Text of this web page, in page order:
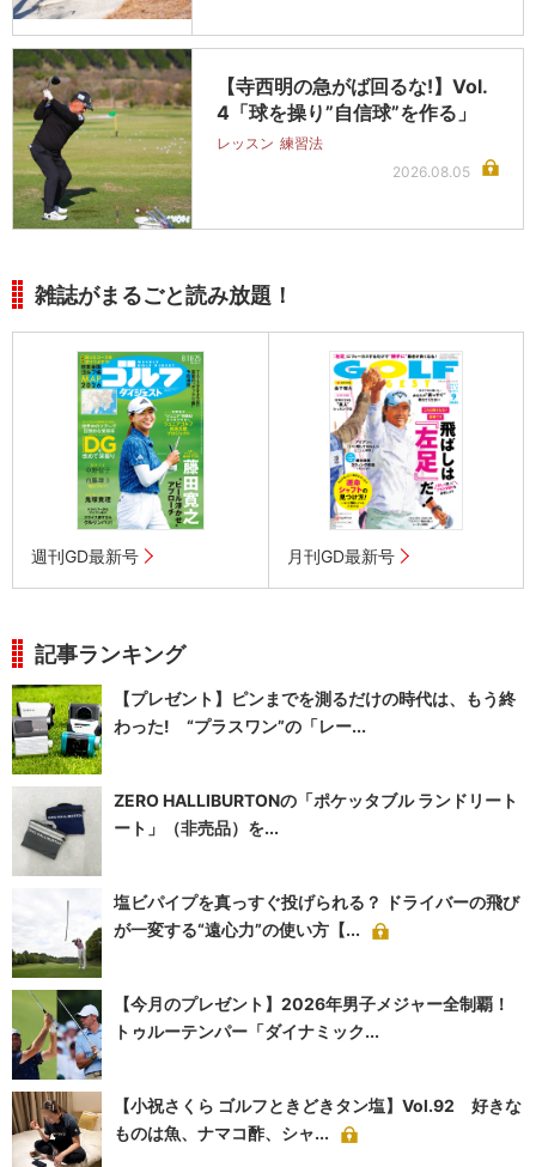
【寺西明の急がば回るな!】Vol.
4「球を操り”自信球”を作る」
レッスン 練習法
2026.08.05
雑誌がまるごと読み放題！
週刊GD最新号 月刊GD最新号
記事ランキング
【プレゼント】ピンまでを測るだけの時代は、もう終
わった! “プラスワン”の「レー...
ZERO HALLIBURTONの「ポケッタブル ランドリート
ート」（非売品）を...
塩ビパイプを真っすぐ投げられる？ ドライバーの飛び
が一変する“遠心力”の使い方【...
【今月のプレゼント】2026年男子メジャー全制覇！
トゥルーテンパー「ダイナミック...
【小祝さくら ゴルフときどきタン塩】Vol.92 好きな
ものは魚、ナマコ酢、シャ...